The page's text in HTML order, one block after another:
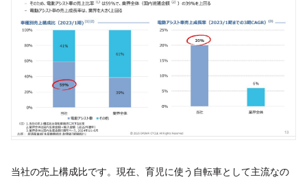
当社の売上構成比です。現在、育児に使う自転車として主流なの